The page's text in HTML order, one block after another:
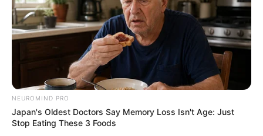
NEUROMIND PRO
Japan's Oldest Doctors Say Memory Loss Isn't Age: Just
Stop Eating These 3 Foods